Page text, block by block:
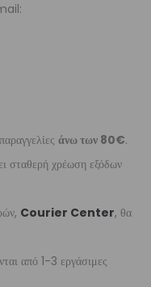
άνω των 80€.
σταθερή χρέωση εξόδων
Courier Center, θα
από 1-3 εργάσιμες